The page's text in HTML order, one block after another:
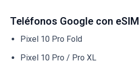
Teléfonos Google con eSIM
Pixel 10 Pro Fold
Pixel 10 Pro / Pro XL